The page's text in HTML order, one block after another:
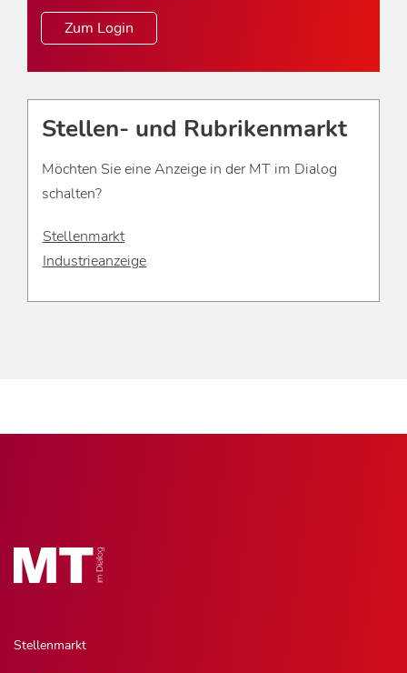
Zum Login
Stellen- und Rubrikenmarkt
Möchten Sie eine Anzeige in der MT im Dialog
schalten?
Stellenmarkt
Industrieanzeige
Stellenmarkt